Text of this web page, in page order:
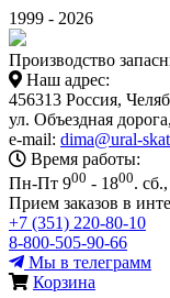
1999 - 2026
Производство
Наш адрес:
456313 Россия,
ул. Объездная
e-mail: dima@ural-
Время работы:
Пн-Пт 900 - 1800.
Прием заказов в
+7 (351) 220-80-10
8-800-505-90-66
Мы в телеграмм
Корзина